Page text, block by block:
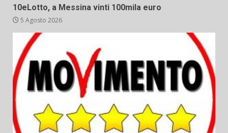
10eLotto, a Messina vinti 100mila euro
5 Agosto 2026